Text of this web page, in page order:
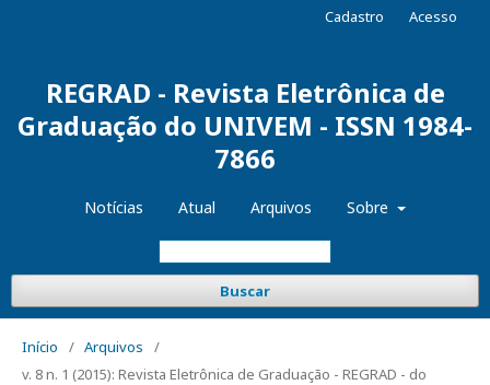
REGRAD - Revista Eletrônica de
Graduação do UNIVEM - ISSN 1984-
7866
Notícias Atual Arquivos Sobre
Buscar
Cadastro Acesso
Início / Arquivos
/
v. 8 n. 1 (2015): Revista Eletrônica de Graduação - REGRAD - do